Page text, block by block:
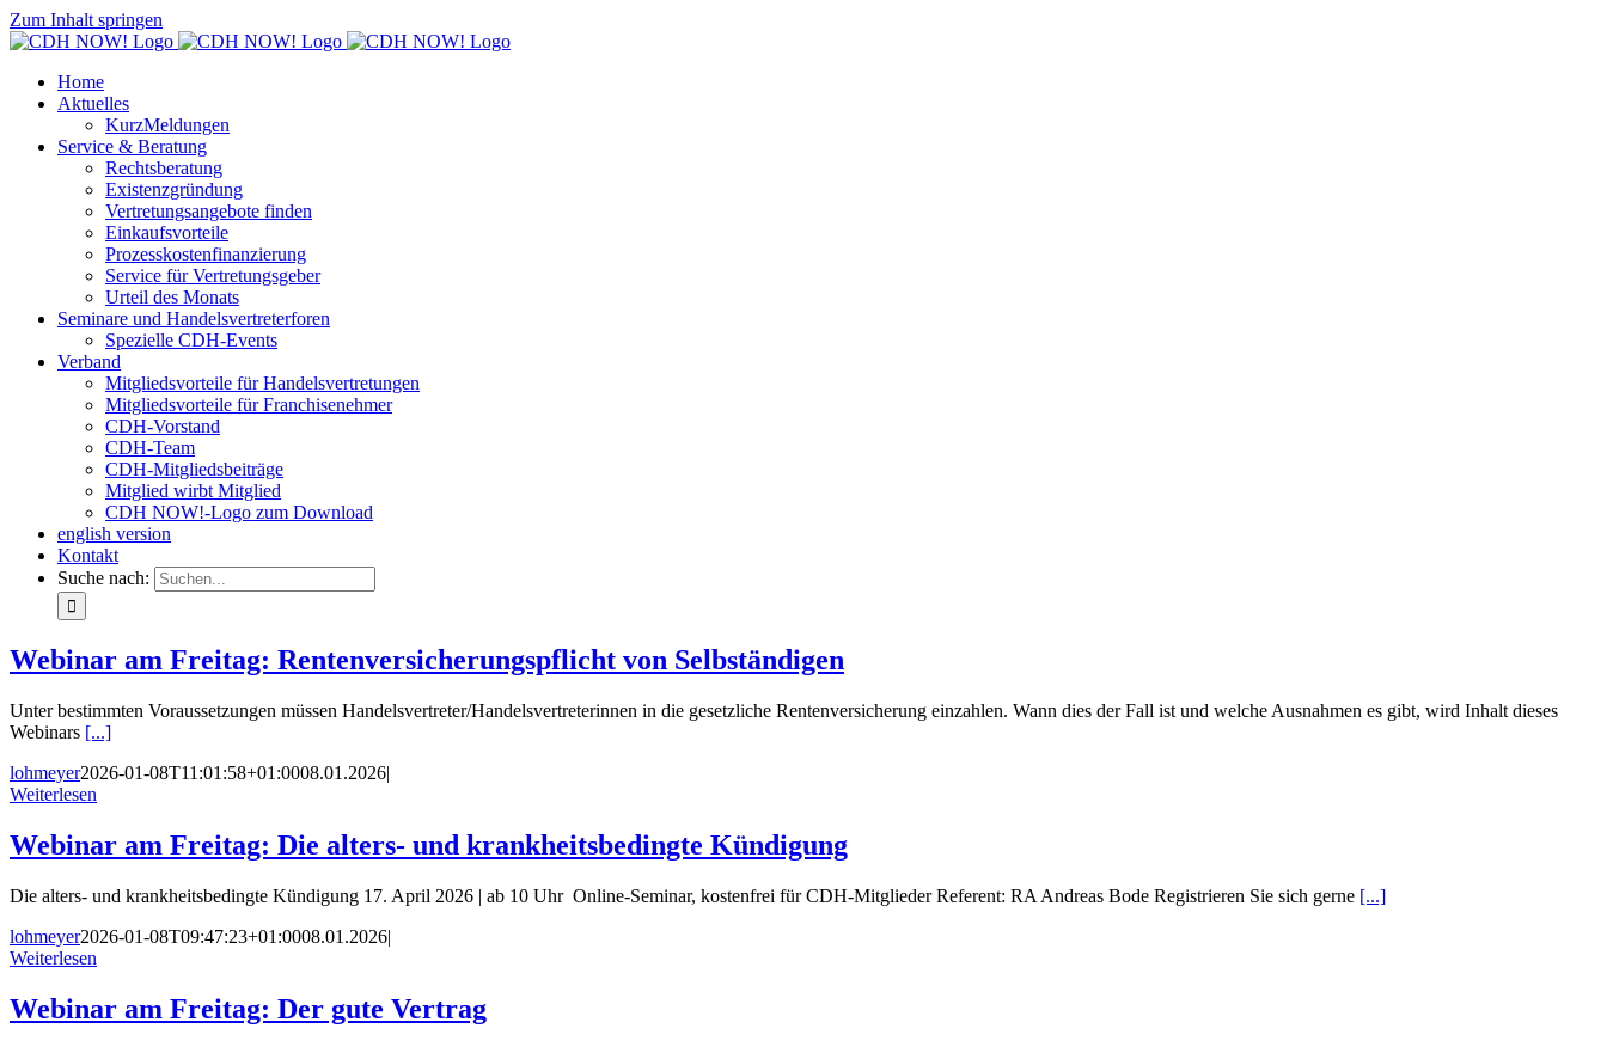
Zum Inhalt springen
Home
Aktuelles
KurzMeldungen
Service & Beratung
Rechtsberatung
Existenzgründung
Vertretungsangebote finden
Einkaufsvorteile
Prozesskostenfinanzierung
Service für Vertretungsgeber
Urteil des Monats
Seminare und Handelsvertreterforen
Spezielle CDH-Events
Verband
Mitgliedsvorteile für Handelsvertretungen
Mitgliedsvorteile für Franchisenehmer
CDH-Vorstand
CDH-Team
CDH-Mitgliedsbeiträge
Mitglied wirbt Mitglied
CDH NOW!-Logo zum Download
english version
Kontakt
Suche nach:
Webinar am Freitag: Rentenversicherungspflicht von Selbständigen
Unter bestimmten Voraussetzungen müssen Handelsvertreter/Handelsvertreterinnen in die gesetzliche Rentenversicherung einzahlen. Wann dies der Fall ist und welche Ausnahmen es gibt, wird Inhalt dieses
Webinars [...]
lohmeyer2026-01-08T11:01:58+01:0008.01.2026|
Weiterlesen
Webinar am Freitag: Die alters- und krankheitsbedingte Kündigung
Die alters- und krankheitsbedingte Kündigung 17. April 2026 | ab 10 Uhr Online-Seminar, kostenfrei für CDH-Mitglieder Referent: RA Andreas Bode Registrieren Sie sich gerne [...]
lohmeyer2026-01-08T09:47:23+01:0008.01.2026|
Weiterlesen
Webinar am Freitag: Der gute Vertrag